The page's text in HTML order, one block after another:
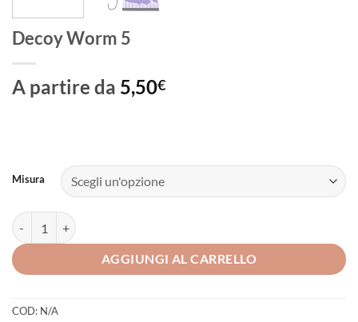
Decoy Worm 5
A partire da 5,50€
Misura
Decoy Worm 5 quantità
AGGIUNGI AL CARRELLO
COD: N/A